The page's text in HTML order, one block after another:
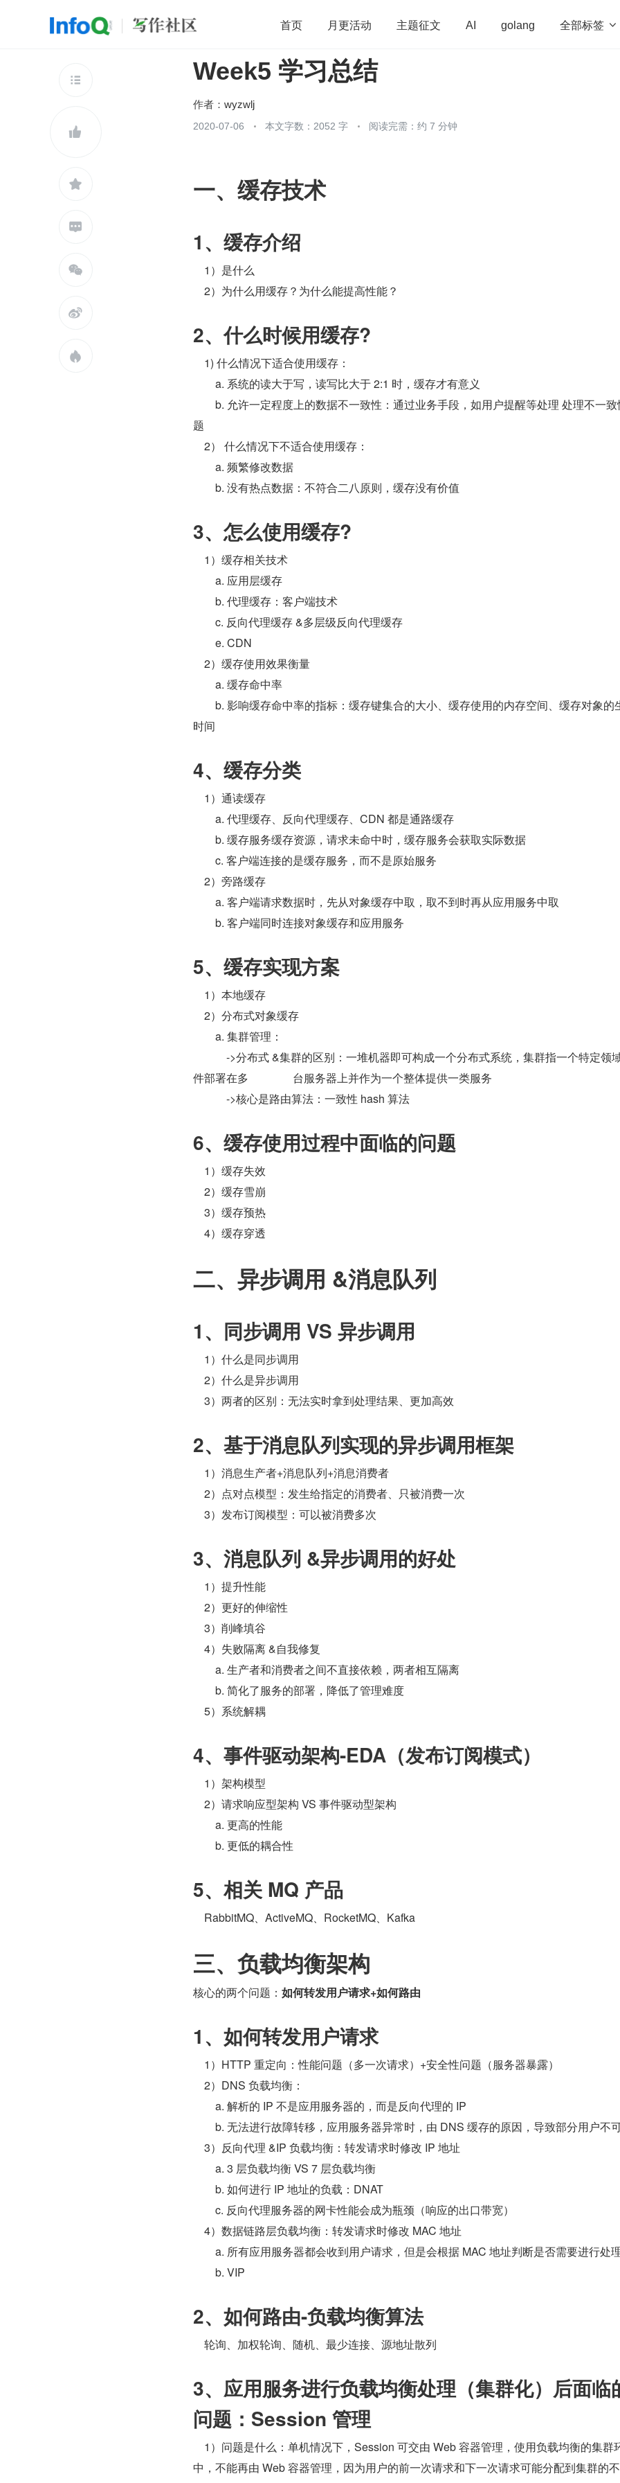
首页 月更活动 主题征文 AI golang 全部标签 
开源 架构 OpenHarmony
查看更多







Week5 学习总结
作者： wyzwlj
2020-07-06 本文字数：2052 字 阅读完需：约 7 分钟
一、缓存技术
1、缓存介绍
1）是什么
2）为什么用缓存？为什么能提高性能？
2、什么时候用缓存?
1) 什么情况下适合使用缓存：
a. 系统的读大于写，读写比大于 2:1 时，缓存才有意义
b. 允许一定程度上的数据不一致性：通过业务手段，如用户提醒等处理 处理不一致
题
2） 什么情况下不适合使用缓存：
a. 频繁修改数据
b. 没有热点数据：不符合二八原则，缓存没有价值
3、怎么使用缓存?
1）缓存相关技术
a. 应用层缓存
b. 代理缓存：客户端技术
c. 反向代理缓存 &多层级反向代理缓存
e. CDN
2）缓存使用效果衡量
a. 缓存命中率
b. 影响缓存命中率的指标：缓存键集合的大小、缓存使用的内存空间、缓存对象的
时间
4、缓存分类
1）通读缓存
a. 代理缓存、反向代理缓存、CDN 都是通路缓存
b. 缓存服务缓存资源，请求未命中时，缓存服务会获取实际数据
c. 客户端连接的是缓存服务，而不是原始服务
2）旁路缓存
a. 客户端请求数据时，先从对象缓存中取，取不到时再从应用服务中取
b. 客户端同时连接对象缓存和应用服务
5、缓存实现方案
1）本地缓存
2）分布式对象缓存
a. 集群管理：
->分布式 &集群的区别：一堆机器即可构成一个分布式系统，集群指一个特定领
件部署在多                台服务器上并作为一个整体提供一类服务
->核心是路由算法：一致性 hash 算法
6、缓存使用过程中面临的问题
1）缓存失效
2）缓存雪崩
3）缓存预热
4）缓存穿透
二、异步调用 &消息队列
1、同步调用 VS 异步调用
1）什么是同步调用
2）什么是异步调用
3）两者的区别：无法实时拿到处理结果、更加高效
2、基于消息队列实现的异步调用框架
1）消息生产者+消息队列+消息消费者
2）点对点模型：发生给指定的消费者、只被消费一次
3）发布订阅模型：可以被消费多次
3、消息队列 &异步调用的好处
1）提升性能
2）更好的伸缩性
3）削峰填谷
4）失败隔离 &自我修复
a. 生产者和消费者之间不直接依赖，两者相互隔离
b. 简化了服务的部署，降低了管理难度
5）系统解耦
4、事件驱动架构-EDA（发布订阅模式）
1）架构模型
2）请求响应型架构 VS 事件驱动型架构
a. 更高的性能
b. 更低的耦合性
5、相关 MQ 产品
RabbitMQ、ActiveMQ、RocketMQ、Kafka
三、负载均衡架构
核心的两个问题： 如何转发用户请求+如何路由
1、如何转发用户请求
1）HTTP 重定向：性能问题（多一次请求）+安全性问题（服务器暴露）
2）DNS 负载均衡：
a. 解析的 IP 不是应用服务器的，而是反向代理的 IP
b. 无法进行故障转移，应用服务器异常时，由 DNS 缓存的原因，导致部分用户不
3）反向代理 &IP 负载均衡：转发请求时修改 IP 地址
a. 3 层负载均衡 VS 7 层负载均衡
b. 如何进行 IP 地址的负载：DNAT
c. 反向代理服务器的网卡性能会成为瓶颈（响应的出口带宽）
4）数据链路层负载均衡：转发请求时修改 MAC 地址
a. 所有应用服务器都会收到用户请求，但是会根据 MAC 地址判断是否需要进行处
b. VIP
2、如何路由-负载均衡算法
轮询、加权轮询、随机、最少连接、源地址散列
3、应用服务进行负载均衡处理（集群化）后面临
问题：Session 管理
1）问题是什么：单机情况下，Session 可交由 Web 容器管理，使用负载均衡的集群
中，不能再由 Web 容器管理，因为用户的前一次请求和下一次请求可能分配到集群的